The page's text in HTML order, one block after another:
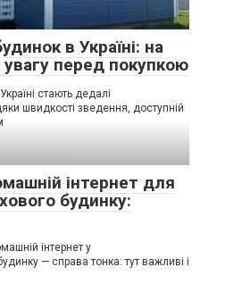
в Україні: на
перед покупкою
стають дедалі
швидкості зведення, доступній
інтернет для
будинку:
інтернет у
— справа тонка: тут важливі і